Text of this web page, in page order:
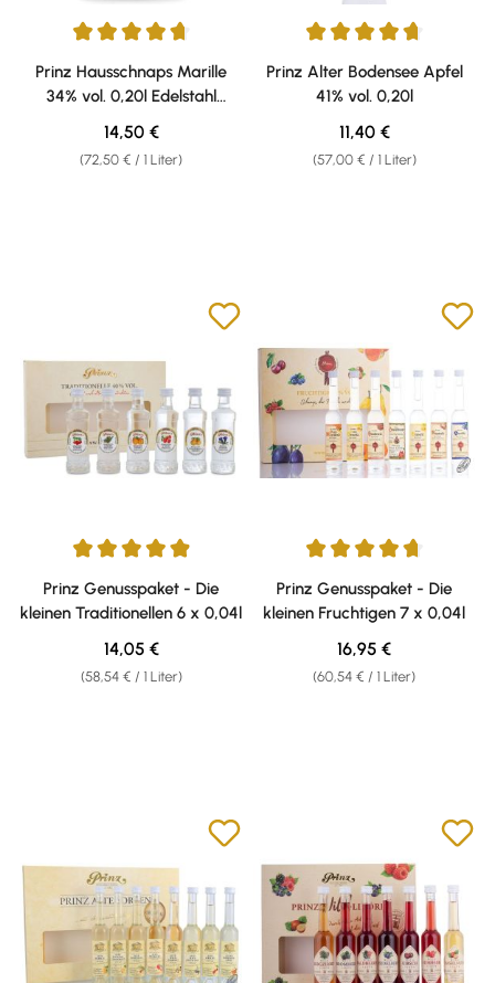
Durchschnittliche Bewertung von 4.81 von 5 Sternen
Prinz Hausschnaps Marille
34% vol. 0,20l Edelstahl
Flachmann
(72,50 € / 1 Liter)
Regulärer Preis:
14,50 €
Durchschnittliche Bewertung
Prinz Alter Bodensee Apfel
41% vol. 0,20l
(57,00 € / 1 Liter)
Regulärer Preis:
11,40 €
Durchschnittliche Bewertung von 4.93 von 5 Sternen
Prinz Genusspaket - Die
kleinen Traditionellen 6 x 0,04l
(58,54 € / 1 Liter)
Regulärer Preis:
14,05 €
Durchschnittliche Bewertung
Prinz Genusspaket - Die
kleinen Fruchtigen 7 x 0,04l
(60,54 € / 1 Liter)
Regulärer Preis:
16,95 €